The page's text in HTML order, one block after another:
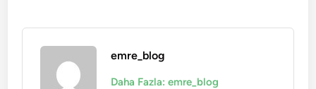
emre_blog
Daha Fazla: emre_blog